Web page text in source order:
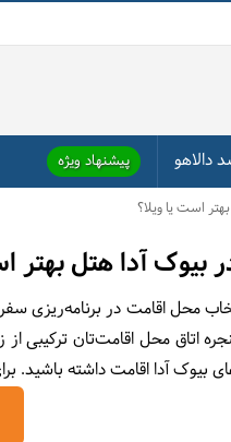
دالاهو پیشنهاد ویژه
است یا ویلا؟
بیوک آدا هتل بهتر
محل اقامت در برنامه‌ریزی
اتاق محل اقامت‌تان ترکیبی
بیوک آدا اقامت داشته